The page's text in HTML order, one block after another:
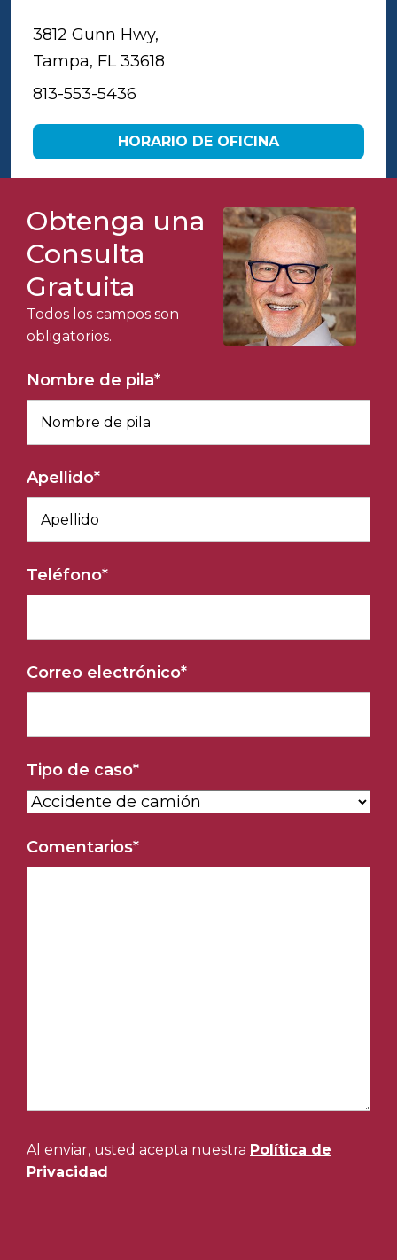
3812 Gunn Hwy,
Tampa, FL 33618
813-553-5436
HORARIO DE OFICINA
Obtenga una
Consulta
Gratuita
Todos los campos son
obligatorios.
Nombre de pila*
Apellido*
Teléfono*
Correo electrónico*
Tipo de caso*
Comentarios*
Al enviar, usted acepta nuestra Política de
Privacidad